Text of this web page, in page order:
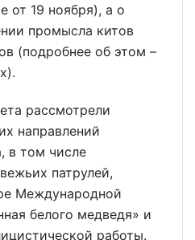
от 19 ноября), а о
промысла китов
(подробнее об этом –
рассмотрели
направлений
в том числе
патрулей,
Международной
белого медведя» и
работы.